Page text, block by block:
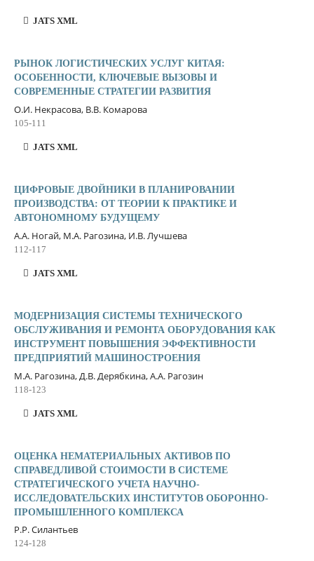
JATS XML
РЫНОК ЛОГИСТИЧЕСКИХ УСЛУГ КИТАЯ:
ОСОБЕННОСТИ, КЛЮЧЕВЫЕ ВЫЗОВЫ И
СОВРЕМЕННЫЕ СТРАТЕГИИ РАЗВИТИЯ
О.И. Некрасова, В.В. Комарова
105-111
JATS XML
ЦИФРОВЫЕ ДВОЙНИКИ В ПЛАНИРОВАНИИ
ПРОИЗВОДСТВА: ОТ ТЕОРИИ К ПРАКТИКЕ И
АВТОНОМНОМУ БУДУЩЕМУ
А.А. Ногай, М.А. Рагозина, И.В. Лучшева
112-117
JATS XML
МОДЕРНИЗАЦИЯ СИСТЕМЫ ТЕХНИЧЕСКОГО
ОБСЛУЖИВАНИЯ И РЕМОНТА ОБОРУДОВАНИЯ КАК
ИНСТРУМЕНТ ПОВЫШЕНИЯ ЭФФЕКТИВНОСТИ
ПРЕДПРИЯТИЙ МАШИНОСТРОЕНИЯ
М.А. Рагозина, Д.В. Дерябкина, А.А. Рагозин
118-123
JATS XML
ОЦЕНКА НЕМАТЕРИАЛЬНЫХ АКТИВОВ ПО
СПРАВЕДЛИВОЙ СТОИМОСТИ В СИСТЕМЕ
СТРАТЕГИЧЕСКОГО УЧЕТА НАУЧНО-
ИССЛЕДОВАТЕЛЬСКИХ ИНСТИТУТОВ ОБОРОННО-
ПРОМЫШЛЕННОГО КОМПЛЕКСА
Р.Р. Силантьев
124-128